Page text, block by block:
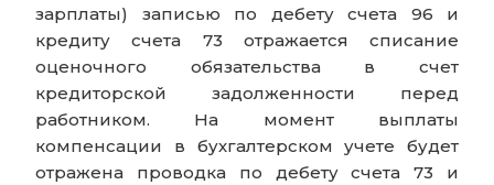
зарплаты) записью по дебету счета 96 и
кредиту счета 73 отражается списание
оценочного обязательства в счет
кредиторской задолженности перед
работником. На момент выплаты
компенсации в бухгалтерском учете будет
отражена проводка по дебету счета 73 и